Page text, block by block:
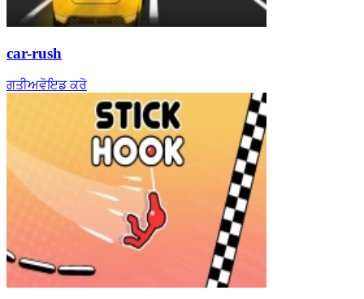
car-rush
ਗਤੀਅਵੋਇਡ ਕਰੋ